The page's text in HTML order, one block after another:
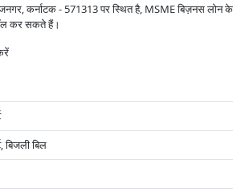
कर्नाटक - 571313 पर स्थित है, MSME बिज़नस लोन के
कर सकते हैं।
बिजली बिल